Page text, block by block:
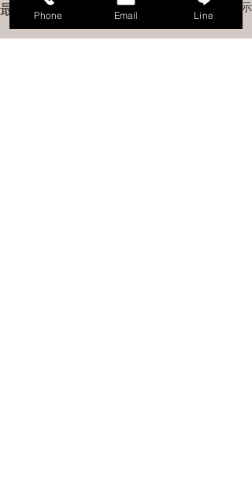
最新記事 すべて表示
Phone Email Line